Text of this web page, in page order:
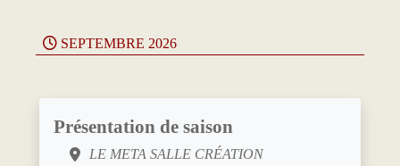
SEPTEMBRE 2026
Présentation de saison
LE META SALLE CRÉATION